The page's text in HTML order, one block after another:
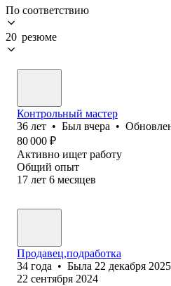
По соответствию
20 резюме
Контрольный мастер
36 лет • Был вчера •
80 000 ₽
Активно ищет работу
Общий опыт
17 лет 6 месяцев
Продавец,подработка
34 года • Была 22 декабря 2025
22 сентября 2024